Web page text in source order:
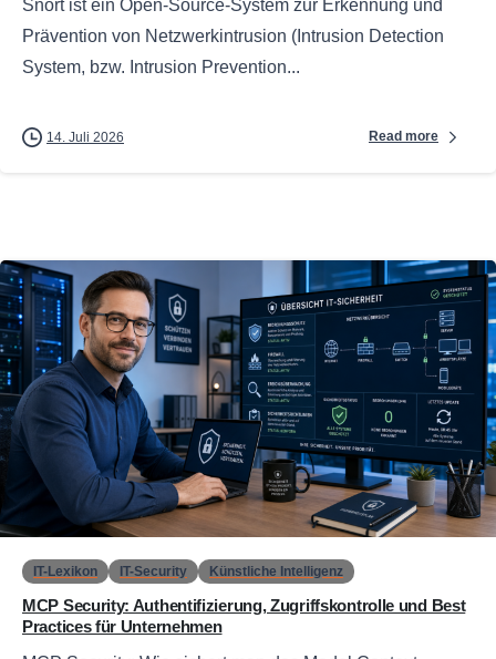
Snort ist ein Open-Source-System zur Erkennung und
Prävention von Netzwerkintrusion (Intrusion Detection
System, bzw. Intrusion Prevention...
14. Juli 2026 Read more
0
IT-Lexikon IT-Security Künstliche Intelligenz
MCP Security: Authentifizierung, Zugriffskontrolle und Best
Practices für Unternehmen